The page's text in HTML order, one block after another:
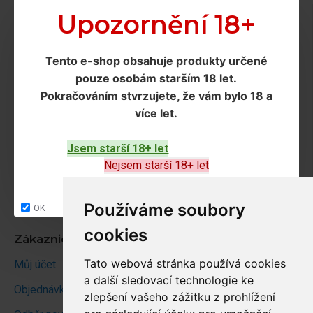
Používáme soubory
cookies
Tato webová stránka používá cookies
a další sledovací technologie ke
zlepšení vašeho zážitku z prohlížení
Upozornění 18+
Tento e-shop obsahuje produkty určené
pouze osobám starším 18 let.
Pokračováním stvrzujete, že vám bylo 18 a
více let.
Jsem starší 18+ let
Nejsem starší 18+ let
OK
Ochrana os. údajů
Obchodní podmínky
Site map
Zákaznický účet
Můj účet
Objednávky